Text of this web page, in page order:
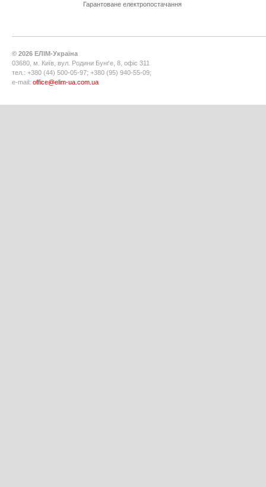
Гарантоване електропостачання
© 2026 ЕЛІМ-Україна
03680, м. Київ, вул. Родини Бунґе, 8, офіс 311
тел.: +380 (44) 500-05-97; +380 (95) 940-55-09;
e-mail: office@elim-ua.com.ua